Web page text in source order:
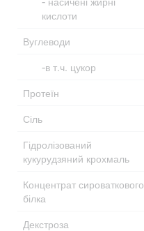
кислоти
Вуглеводи
-в т.ч. цукор
Протеїн
Сіль
Гідролізований
кукурудзяний крохмаль
Концентрат сироваткового
білка
Декстроза